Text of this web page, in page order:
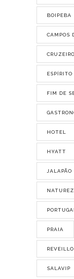
BOIPEBA
CAMPOS
FIM DE
HOTEL
HYATT
JALAPÃO
PRAIA
SALAVIP